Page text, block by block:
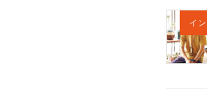
イ